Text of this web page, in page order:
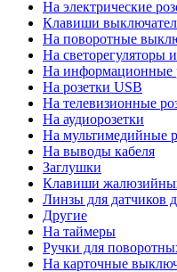
На электрические
Клавиши
На поворотные
На светорегуляторы
На информационные
На розетки USB
На телевизионные
На аудиорозетки
На мультимедийные
На выводы кабеля
Заглушки
Клавиши
Линзы для датчиков
Другие
На таймеры
Ручки для
На карточные